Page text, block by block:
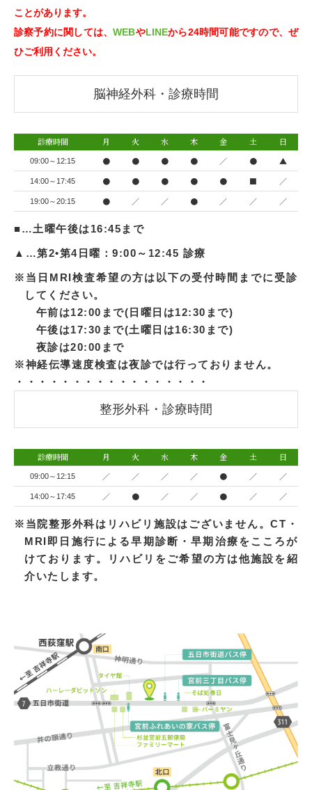
ことがあります。
診察予約に関しては、WEBやLINEから24時間可能ですので、ぜ
ひご利用ください。
脳神経外科・診療時間
診療時間 月 火 水 木 金 土 日
09:00～12:15 ● ● ● ● ／ ● ▲
14:00～17:45 ● ● ● ● ● ■ ／
19:00～20:15 ● ／ ／ ● ／ ／ ／
■…土曜午後は16:45まで
▲…第2•第4日曜：9:00～12:45 診療
※当日MRI検査希望の方は以下の受付時間までに受診
してください。
午前は12:00まで(日曜日は12:30まで)
午後は17:30まで(土曜日は16:30まで)
夜診は20:00まで
※神経伝導速度検査は夜診では行っておりません。
・・・・・・・・・・・・・・・・・
整形外科・診療時間
診療時間 月 火 水 木 金 土 日
09:00～12:15 ／ ／ ／ ／ ● ／ ／
14:00～17:45 ／ ● ／ ／ ● ／ ／
※当院整形外科はリハビリ施設はございません。CT・
MRI即日施行による早期診断・早期治療をこころが
けております。リハビリをご希望の方は他施設を紹
介いたします。